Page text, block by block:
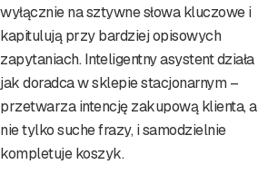
wyłącznie na sztywne słowa kluczowe i
kapitulują przy bardziej opisowych
zapytaniach. Inteligentny asystent działa
jak doradca w sklepie stacjonarnym –
przetwarza intencję zakupową klienta, a
nie tylko suche frazy, i samodzielnie
kompletuje koszyk.